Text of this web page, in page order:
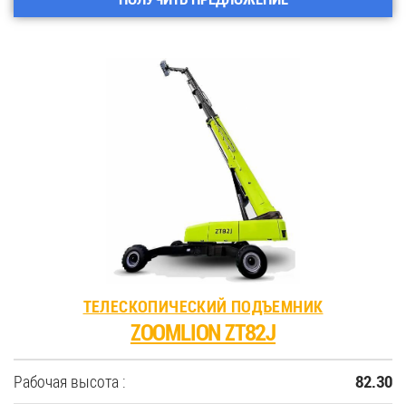
ТЕЛЕСКОПИЧЕСКИЙ ПОДЪЕМНИК
ZOOMLION ZT82J
Рабочая высота : 82.30